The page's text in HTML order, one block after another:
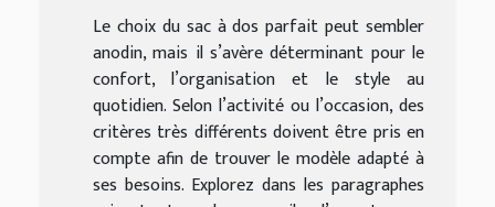
Le choix du sac à dos parfait peut sembler
anodin, mais il s’avère déterminant pour le
confort, l’organisation et le style au
quotidien. Selon l’activité ou l’occasion, des
critères très différents doivent être pris en
compte afin de trouver le modèle adapté à
ses besoins. Explorez dans les paragraphes